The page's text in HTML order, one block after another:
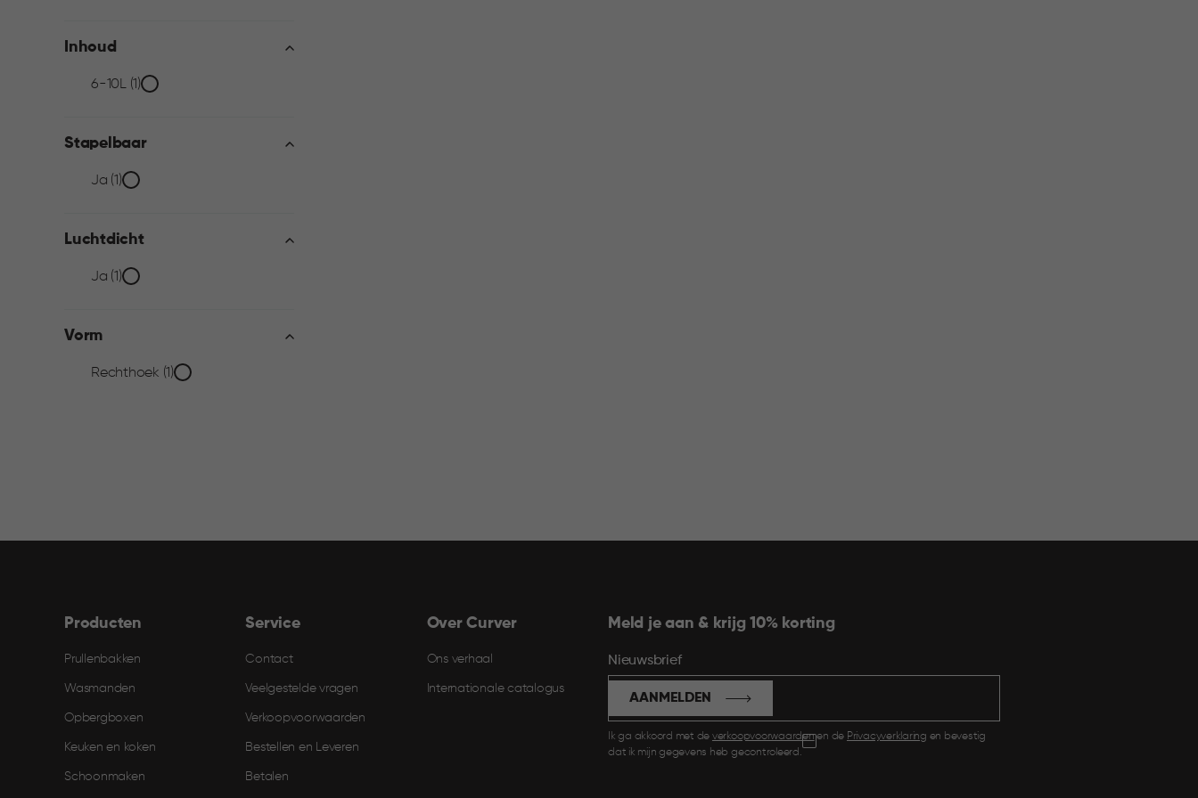
filter
Inhoud
Inhoud
filter
6-10L (1)
Stapelbaar
Stapelbaar
filter
Ja (1)
Luchtdicht
Luchtdicht
filter
Ja (1)
Vorm
Vorm
Rechthoek (1)
Producten
Prullenbakken
Wasmanden
Opbergboxen
Keuken en koken
Schoonmaken
Service
Contact
Veelgestelde vragen
Verkoopvoorwaarden
Bestellen en Leveren​
Betalen
Over Curver
Ons verhaal
Internationale catalogus
Meld je aan & krijg 10% korting
Nieuwsbrief
Ik ga akkoord met de verkoopvoorwaardenen de Privacyverklaring en bevestig
dat ik mijn gegevens heb gecontroleerd.
AANMELDEN